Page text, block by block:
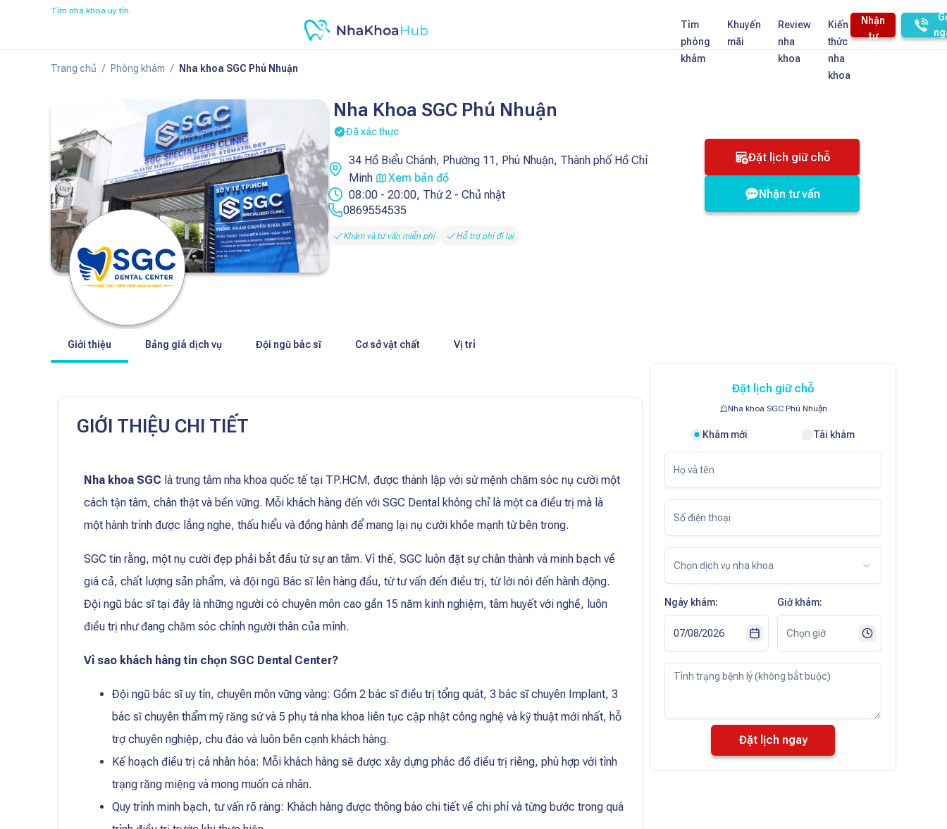
Tìm nha khoa uy tín
Tìm
phòng
khám
Khuyến
mãi
Review
nha
khoa
Kiến
thức
nha
khoa
Nhận
tư
vấn
Trang chủ / Phòng khám / Nha khoa SGC Phú Nhuận
Nha Khoa SGC Phú Nhuận
Đã xác thực
34 Hồ Biểu Chánh, Phường 11, Phú Nhuận, Thành phố Hồ Chí
Minh
Xem bản đồ
08:00 - 20:00, Thứ 2 - Chủ nhật
0869554535
Khám và tư vấn miễn phí Hỗ trợ phí đi lại
Đặt lịch giữ chỗ
Nhận tư vấn
Giới thiệu Bảng giá dịch vụ Đội ngũ bác sĩ Cơ sở vật chất Vị trí
GIỚI THIỆU CHI TIẾT
Nha khoa SGC là trung tâm nha khoa quốc tế tại TP.HCM, được thành lập với sứ mệnh chăm sóc nụ cười một
cách tận tâm, chân thật và bền vững. Mỗi khách hàng đến với SGC Dental không chỉ là một ca điều trị mà là
một hành trình được lắng nghe, thấu hiểu và đồng hành để mang lại nụ cười khỏe mạnh từ bên trong.
SGC tin rằng, một nụ cười đẹp phải bắt đầu từ sự an tâm. Vì thế, SGC luôn đặt sự chân thành và minh bạch về
giá cả, chất lượng sản phẩm, và đội ngũ Bác sĩ lên hàng đầu, từ tư vấn đến điều trị, từ lời nói đến hành động.
Đội ngũ bác sĩ tại đây là những người có chuyên môn cao gần 15 năm kinh nghiệm, tâm huyết với nghề, luôn
điều trị như đang chăm sóc chính người thân của mình.
Vì sao khách hàng tin chọn SGC Dental Center?
Đội ngũ bác sĩ uy tín, chuyên môn vững vàng: Gồm 2 bác sĩ điều trị tổng quát, 3 bác sĩ chuyên Implant, 3
bác sĩ chuyên thẩm mỹ răng sứ và 5 phụ tá nha khoa liên tục cập nhật công nghệ và kỹ thuật mới nhất, hỗ
trợ chuyên nghiệp, chu đáo và luôn bên cạnh khách hàng.
Kế hoạch điều trị cá nhân hóa: Mỗi khách hàng sẽ được xây dựng phác đồ điều trị riêng, phù hợp với tình
trạng răng miệng và mong muốn cá nhân.
Quy trình minh bạch, tư vấn rõ ràng: Khách hàng được thông báo chi tiết về chi phí và từng bước trong quá
Đặt lịch giữ chỗ
Nha khoa SGC Phú Nhuận
Khám mới Tái khám
Chọn dịch vụ nha khoa
Ngày khám: Giờ khám:
Đặt lịch ngay